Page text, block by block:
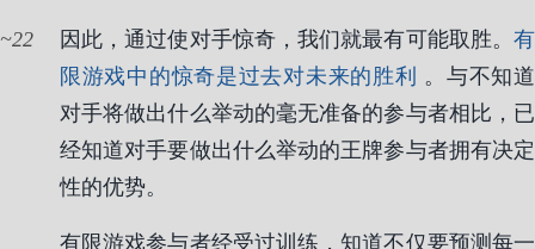
22 因此，通过使对手惊奇，我们就最有可能取胜。 有
限游戏中的惊奇是过去对未来的胜利 。与不知道
对手将做出什么举动的毫无准备的参与者相比，已
经知道对手要做出什么举动的王牌参与者拥有决定
性的优势。
有限游戏参与者经受过训练，知道不仅要预测每一